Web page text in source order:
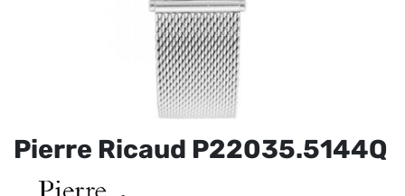
Pierre Ricaud P22035.5144Q